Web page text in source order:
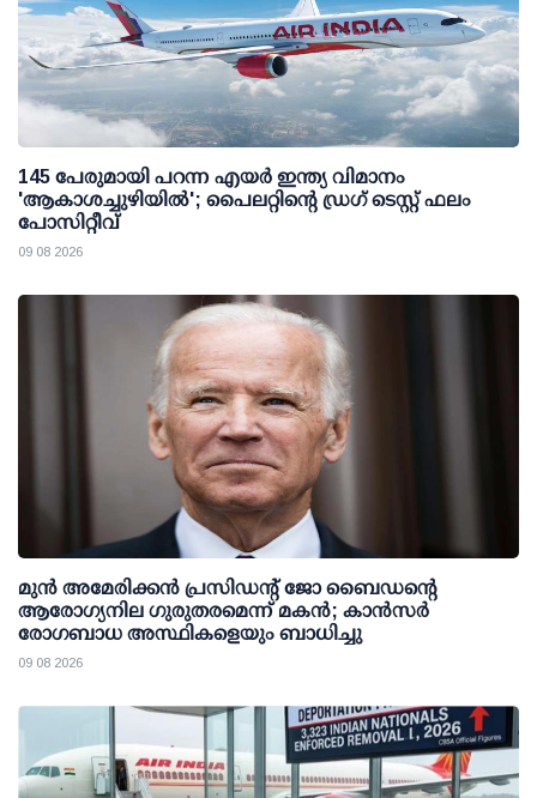
145 പേരുമായി പറന്ന എയര്‍ ഇന്ത്യ വിമാനം
'ആകാശച്ചുഴിയില്‍'; പൈലറ്റിന്റെ ഡ്രഗ് ടെസ്റ്റ് ഫലം
പോസിറ്റീവ്
09 08 2026
മുന്‍ അമേരിക്കന്‍ പ്രസിഡന്റ് ജോ ബൈഡന്റെ
ആരോഗ്യനില ഗുരുതരമെന്ന് മകന്‍; കാന്‍സര്‍
രോഗബാധ അസ്ഥികളെയും ബാധിച്ചു
09 08 2026